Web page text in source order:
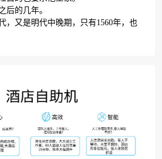
后的几年。
，又是明代中晚期，只有1560年，也